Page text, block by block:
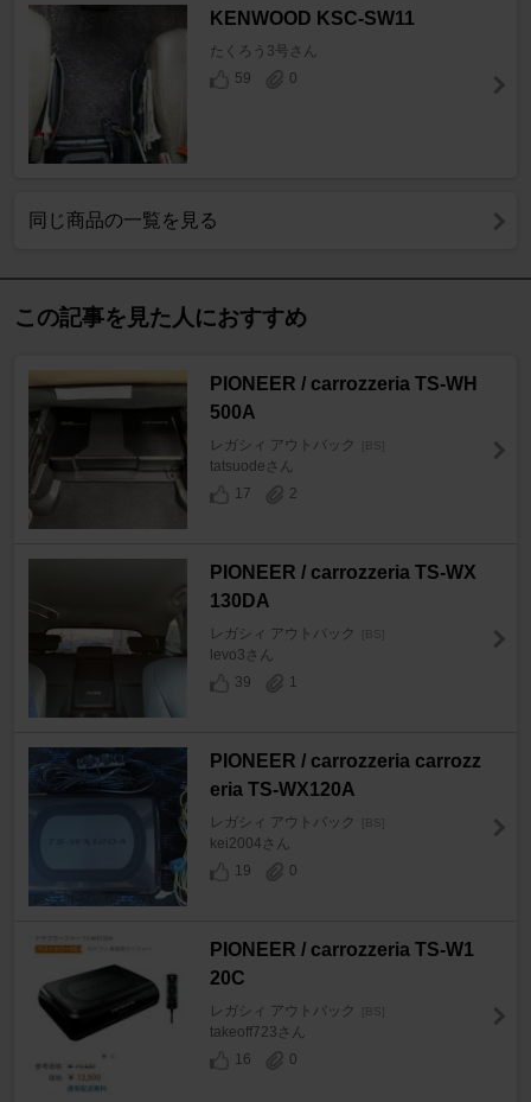
KENWOOD KSC-SW11
たくろう3号さん
59
0
同じ商品の一覧を見る
この記事を見た人におすすめ
PIONEER / carrozzeria TS-WH
500A
レガシィ アウトバック
tatsuodeさん
17
2
PIONEER / carrozzeria TS-WX
130DA
レガシィ アウトバック
levo3さん
39
1
PIONEER / carrozzeria carrozz
eria TS-WX120A
レガシィ アウトバック
kei2004さん
19
0
PIONEER / carrozzeria TS-W1
20C
レガシィ アウトバック
takeoff723さん
16
0